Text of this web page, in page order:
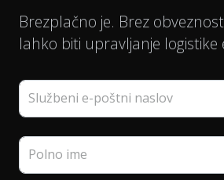
Brezplačno je. Brez
lahko biti upravljanje logistike
Službeni e-poštni naslov
Polno ime